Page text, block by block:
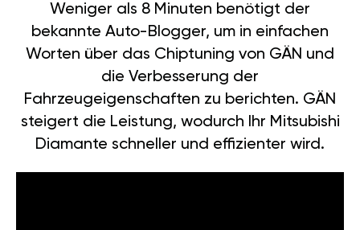
Weniger als 8 Minuten benötigt der
bekannte Auto-Blogger, um in einfachen
Worten über das Chiptuning von GÄN und
die Verbesserung der
Fahrzeugeigenschaften zu berichten. GÄN
steigert die Leistung, wodurch Ihr Mitsubishi
Diamante schneller und effizienter wird.